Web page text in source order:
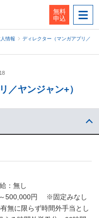
無料
申込
情報
ディレクター（マンガアプリ／
／ヤンジャン+）
：無し
～500,000円 ※固定みなし
無に限らず時間外手当とし